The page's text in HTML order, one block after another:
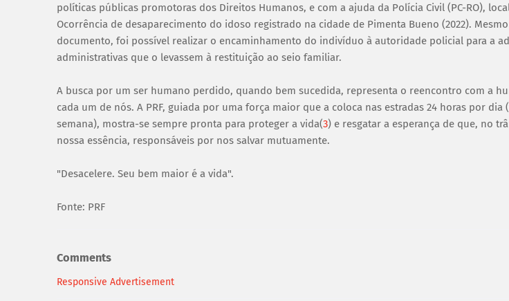
políticas públicas promotoras dos Direitos Humanos, e com a ajuda da Polícia Civil (PC-RO),
Ocorrência de desaparecimento do idoso registrado na cidade de Pimenta Bueno (2022).
documento, foi possível realizar o encaminhamento do indivíduo à autoridade policial para a
administrativas que o levassem à restituição ao seio familiar.
A busca por um ser humano perdido, quando bem sucedida, representa o reencontro com a
cada um de nós. A PRF, guiada por uma força maior que a coloca nas estradas 24 horas por dia
semana), mostra-se sempre pronta para proteger a vida(3) e resgatar a esperança de que, no
nossa essência, responsáveis por nos salvar mutuamente.
"Desacelere. Seu bem maior é a vida".
Fonte: PRF
Comments
Responsive Advertisement